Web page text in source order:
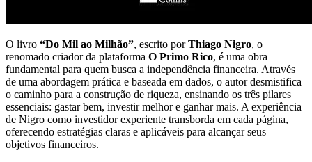
O livro “Do Mil ao Milhão”, escrito porThiago Nigro, o
renomado criador da plataforma O Primo Rico, é uma obra
fundamental para quem busca a independência financeira. Através
de uma abordagem prática e baseada em dados, o autor desmistifica
o caminho para a construção de riqueza, ensinando os três pilares
essenciais: gastar bem, investir melhor e ganhar mais. A experiência
de Nigro como investidor experiente transborda em cada página,
oferecendo estratégias claras e aplicáveis para alcançar seus
objetivos financeiros.